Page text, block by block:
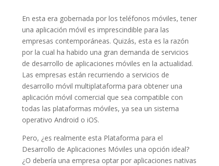
En esta era gobernada por los teléfonos móviles, tener
una aplicación móvil es imprescindible para las
empresas contemporáneas. Quizás, esta es la razón
por la cual ha habido una gran demanda de servicios
de desarrollo de aplicaciones móviles en la actualidad.
Las empresas están recurriendo a servicios de
desarrollo móvil multiplataforma para obtener una
aplicación móvil comercial que sea compatible con
todas las plataformas móviles, ya sea un sistema
operativo Android o iOS.
Pero, ¿es realmente esta Plataforma para el
Desarrollo de Aplicaciones Móviles una opción ideal?
¿O debería una empresa optar por aplicaciones nativas